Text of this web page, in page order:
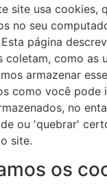
site usa cookies,
no seu
página
coletam, como as
armazenar
como você pode
no
ou 'quebrar'
site.
os